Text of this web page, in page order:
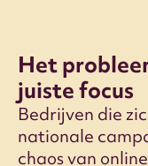
Het
juiste focus
Bedrijven die
nationale
chaos van